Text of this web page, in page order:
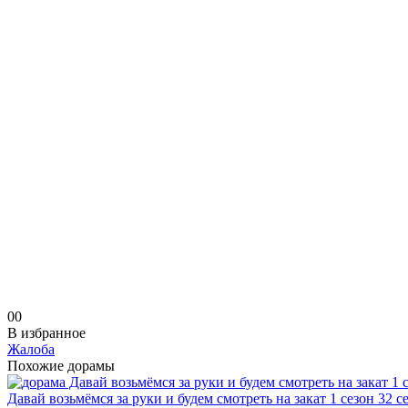
00
В избранное
Жалоба
Похожие дорамы
Давай возьмёмся за руки и будем смотреть на закат 1 сезон 32